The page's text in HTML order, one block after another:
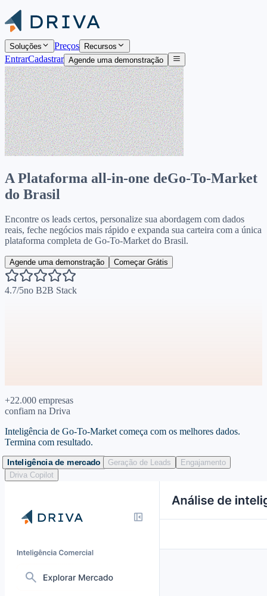
Soluções Preços Recursos
EntrarCadastrar Agende uma demonstração
A Plataforma all-in-one deGo-To-Market
do Brasil
Encontre os leads certos, personalize sua abordagem com dados
reais, feche negócios mais rápido e expanda sua carteira com a única
plataforma completa de Go-To-Market do Brasil.
Agende uma demonstração Começar Grátis
4.7/5no B2B Stack
+22.000 empresas
confiam na Driva
Inteligência de Go-To-Marketcomeça com os melhores dados.
Termina com resultado.
Inteligência de mercado Geração de Leads
Engajamento
Driva Copilot